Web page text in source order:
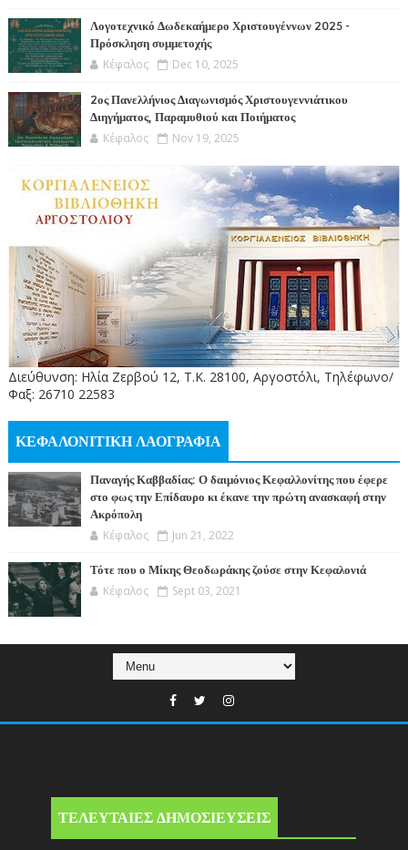
Λογοτεχνικό Δωδεκαήμερο Χριστουγέννων 2025 -
Πρόσκληση συμμετοχής
Κέφαλος Dec 10, 2025
2ος Πανελλήνιος Διαγωνισμός Χριστουγεννιάτικου
Διηγήματος, Παραμυθιού και Ποιήματος
Κέφαλος Nov 19, 2025
Διεύθυνση: Ηλία Ζερβού 12, Τ.Κ. 28100, Αργοστόλι, Τηλέφωνο/
Φαξ: 26710 22583
ΚΕΦΑΛΟΝΙΤΙΚΗ ΛΑΟΓΡΑΦΙΑ
Παναγής Καββαδίας: Ο δαιμόνιος Κεφαλλονίτης που έφερε
στο φως την Επίδαυρο κι έκανε την πρώτη ανασκαφή στην
Ακρόπολη
Κέφαλος Jun 21, 2022
Τότε που ο Μίκης Θεοδωράκης ζούσε στην Κεφαλονιά
Κέφαλος Sept 03, 2021
ΤΕΛΕΥΤΑΙΕΣ ΔΗΜΟΣΙΕΥΣΕΙΣ